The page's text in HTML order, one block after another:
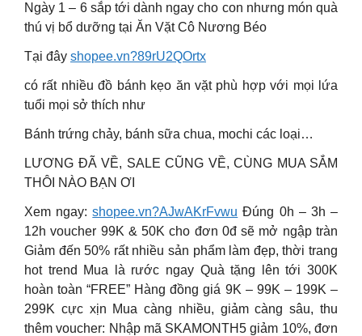
Ngày 1 – 6 sắp tới dành ngay cho con nhưng món quà
thú vị bổ dưỡng tại Ăn Vặt Cô Nương Béo
Tại đây shopee.vn?89rU2QOrtx
có rất nhiều đồ bánh kẹo ăn vặt phù hợp với mọi lứa
tuổi mọi sở thích như
Bánh trứng chảy, bánh sữa chua, mochi các loại…
LƯƠNG ĐÃ VỀ, SALE CŨNG VỀ, CÙNG MUA SẮM
THÔI NÀO BẠN ƠI
Xem ngay:shopee.vn?AJwAKrFvwu Đúng 0h – 3h –
12h voucher 99K & 50K cho đơn 0đ sẽ mở ngập tràn
Giảm đến 50% rất nhiều sản phẩm làm đẹp, thời trang
hot trend Mua là rước ngay Quà tặng lên tới 300K
hoàn toàn “FREE” Hàng đồng giá 9K – 99K – 199K –
299K cực xịn Mua càng nhiều, giảm càng sâu, thu
thêm voucher: Nhập mã SKAMONTH5 giảm 10%, đơn